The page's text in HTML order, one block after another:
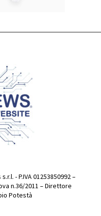
- P.IVA 01253850992 –
n.36/2011 – Direttore
Potestà